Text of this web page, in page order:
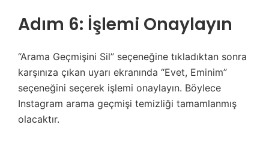
Adım 6: İşlemi Onaylayın
“Arama Geçmişini Sil” seçeneğine tıkladıktan sonra
karşınıza çıkan uyarı ekranında “Evet, Eminim”
seçeneğini seçerek işlemi onaylayın. Böylece
Instagram arama geçmişi temizliği tamamlanmış
olacaktır.